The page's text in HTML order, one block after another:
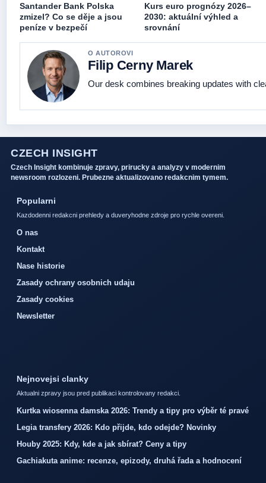
Santander Bank Polska
zmizel? Co se děje a jsou
peníze v bezpečí
Kurs euro prognózy 2026–
2030: aktuální výhled a
srovnání
O AUTOROVI
Filip Cerny Marek
Our desk combines breaking updates with
CZECH INSIGHT
Czech Insight kombinuje zpravy, prirucky a analyzy v modernim
newsroom rozlozeni. Prubezne aktualizovano redakcnim tymem.
Popularni
Kazdodenni redakcni prehledy a duveryhodne zdroje pro rychle overeni.
O nas
Kontakt
Nase historie
Zasady ochrany osobnich udaju
Zasady cookies
Newsletter
Nejnovejsi clanky
Aktualni zpravy jsou pred publikaci kontrolovany redakci.
Kurtka wiosenna damska 2026: Trendy a tipy pro výběr té pravé
Legia transfery 2026: Kdo přijde, kdo odejde? Novinky
Houby 2025: Kdy, kde a jak sbírat? Ceny a tipy
Gachiakuta anime: recenze, epizody, druhá řada a hodnocení